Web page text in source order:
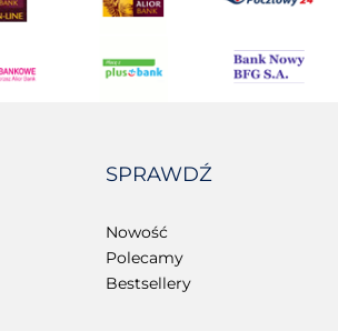
SPRAWDŹ
Nowość
Polecamy
Bestsellery